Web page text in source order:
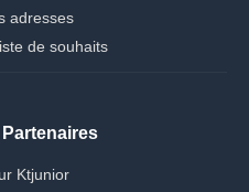
adresses
de souhaits
Ktjunior